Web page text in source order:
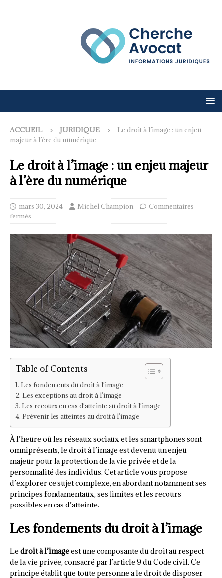
ACCUEIL JURIDIQUE
Le droit à l’image : un enjeu
majeur à l’ère du numérique
Le droit à l’image : un enjeu majeur
à l’ère du numérique
mars 30, 2024 Michel Champion
Commentaires
fermés
Table of Contents
Les fondements du droit à l’image
Les exceptions au droit à l’image
Les recours en cas d’atteinte au droit à l’image
Prévenir les atteintes au droit à l’image
À l’heure où les réseaux sociaux et les smartphones sont
omniprésents, le droit à l’image est devenu un enjeu
majeur pour la protection de la vie privée et de la
personnalité des individus. Cet article vous propose
d’explorer ce sujet complexe, en abordant notamment ses
principes fondamentaux, ses limites et les recours
possibles en cas d’atteinte.
Les fondements du droit à l’image
Le droit à l’imageest une composante du droit au respect
de la vie privée, consacré par l’article 9 du Code civil. Ce
principe établit que toute personne a le droit de disposer